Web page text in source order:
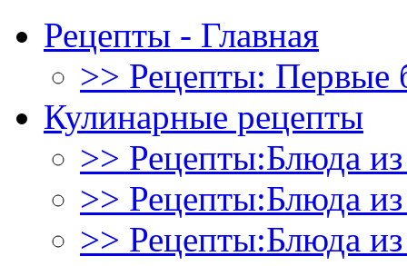
Рецепты - Главная
>> Рецепты: Первые
Кулинарные рецепты
>> Рецепты:Блюда
>> Рецепты:Блюда
>> Рецепты:Блюда